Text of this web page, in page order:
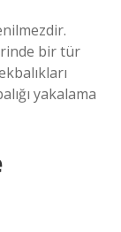
bir tür
yakalama